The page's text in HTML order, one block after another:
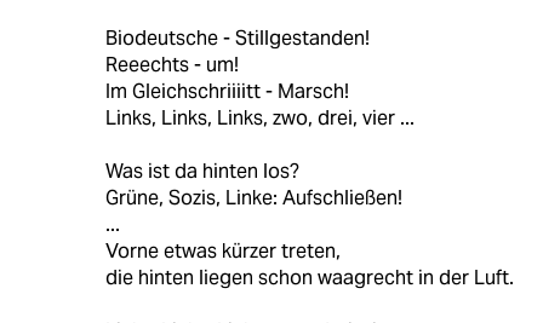
Biodeutsche - Stillgestanden!
Reeechts - um!
Im Gleichschriiiitt - Marsch!
Links, Links, Links, zwo, drei, vier ...
Was ist da hinten los?
Grüne, Sozis, Linke: Aufschließen!
...
Vorne etwas kürzer treten,
die hinten liegen schon waagrecht in der Luft.